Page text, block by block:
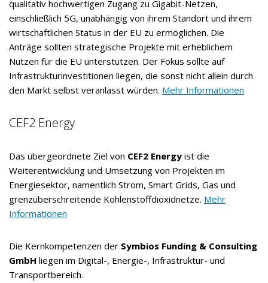
qualitativ hochwertigen Zugang zu Gigabit-Netzen,
einschließlich 5G, unabhängig von ihrem Standort und ihrem
wirtschaftlichen Status in der EU zu ermöglichen. Die
Anträge sollten strategische Projekte mit erheblichem
Nutzen für die EU unterstützen. Der Fokus sollte auf
Infrastrukturinvestitionen liegen, die sonst nicht allein durch
den Markt selbst veranlasst würden. Mehr Informationen
CEF2 Energy
Das übergeordnete Ziel von CEF2 Energy ist die
Weiterentwicklung und Umsetzung von Projekten im
Energiesektor, namentlich Strom, Smart Grids, Gas und
grenzüberschreitende Kohlenstoffdioxidnetze. Mehr
Informationen
Die Kernkompetenzen der Symbios Funding & Consulting
GmbH liegen im Digital-, Energie-, Infrastruktur- und
Transportbereich.